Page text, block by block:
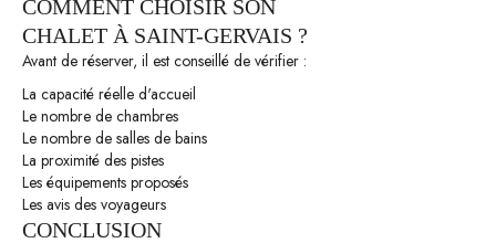
COMMENT CHOISIR SON
CHALET À SAINT-GERVAIS ?
Avant de réserver, il est conseillé de vérifier :
La capacité réelle d'accueil
Le nombre de chambres
Le nombre de salles de bains
La proximité des pistes
Les équipements proposés
Les avis des voyageurs
CONCLUSION